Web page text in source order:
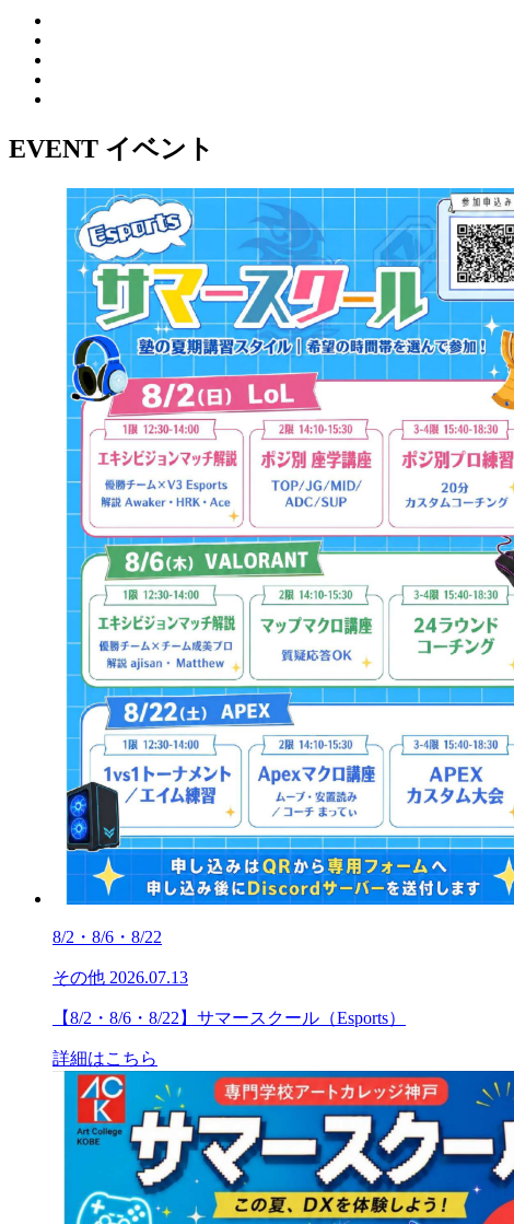
EVENT イベント
8/2・8/6・8/22
その他 2026.07.13
【8/2・8/6・8/22】サマースクール（Esports）
詳細はこちら